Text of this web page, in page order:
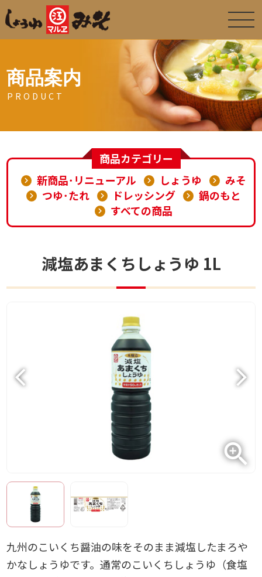
商品案内
PRODUCT
商品カテゴリー
新商品･リニューアル
しょうゆ
みそ
つゆ･たれ
ドレッシング
鍋のもと
すべての商品
減塩あまくちしょうゆ 1L
九州のこいくち醤油の味をそのまま減塩したまろや
かなしょうゆです。通常のこいくちしょうゆ（食塩